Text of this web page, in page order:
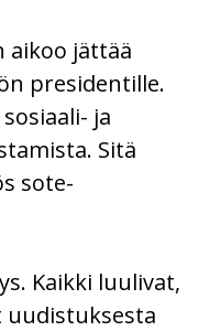
aikoo jättää
presidentille.
ja
Sitä
sote-
Kaikki luulivat,